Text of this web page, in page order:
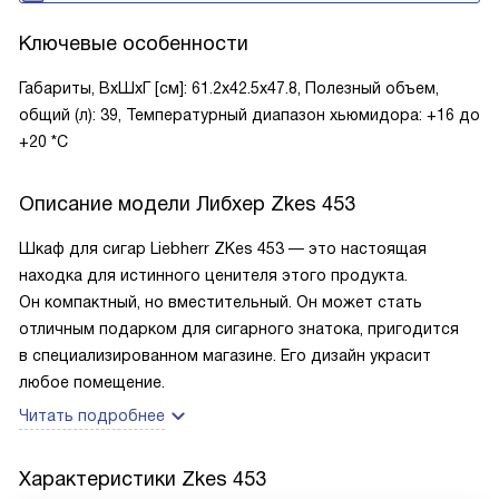
Ключевые особенности
Габариты, ВxШxГ [см]: 61.2x42.5x47.8, Полезный объем,
общий (л): 39, Температурный диапазон хьюмидора: +16 до
+20 *C
Описание модели Либхер Zkes 453
Шкаф для сигар Liebherr ZKes 453 — это настоящая
находка для истинного ценителя этого продукта.
Он компактный, но вместительный. Он может стать
отличным подарком для сигарного знатока, пригодится
в специализированном магазине. Его дизайн украсит
любое помещение.
Читать подробнее
Характеристики Zkes 453